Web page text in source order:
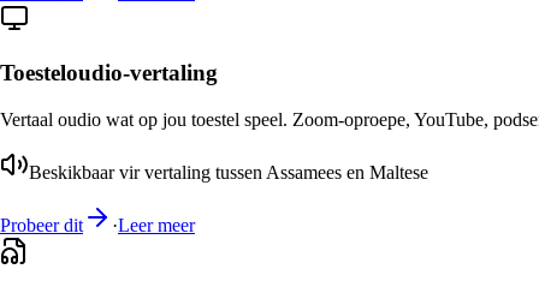
Toesteloudio-vertaling
Vertaal oudio wat op jou toestel speel. Zoom-oproepe, YouTube,
Beskikbaar vir vertaling tussen Assamees en Maltese
Probeer dit ·Leer meer